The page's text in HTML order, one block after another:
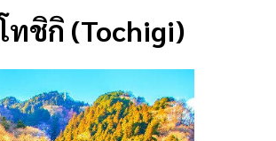
ทชิกิ (Tochigi)